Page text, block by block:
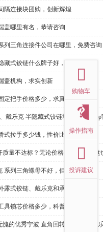
隔连接块团购，创新辉煌
盖哪里有名，恭请咨询
列三角连接件公司在哪里，免费咨询
藏式铰链什么牌子好，恭请来电
盖机构，求实创新
定把手价格多少，求真务实
戴乐克 半隐藏式铰链和米乐体育
式拉手多少钱，性价比高
质量不达标？无论价格多么便宜，这
系列三角螺母不好，但更好
露式铰链、戴乐克和承诺戴乐克
具锁芯价格多少，科普
愧的优秀宁波 直角回转锁制造商-戴
购物车
操作指南
投诉建议